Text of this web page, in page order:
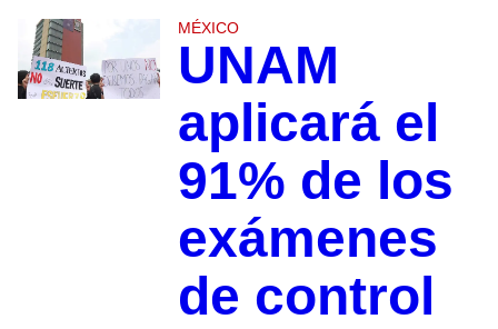
MÉXICO
UNAM
aplicará el
91% de los
exámenes
de control